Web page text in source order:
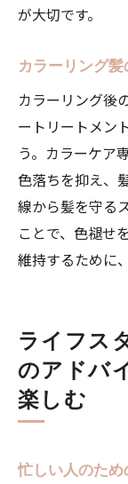
が大切です。
カラーリング
カラーリング後
ートリートメン
う。カラーケア
色落ちを抑え、
線から髪を守る
ことで、色褪せ
維持するために
ライフス
のアドバ
楽しむ
忙しい人のた